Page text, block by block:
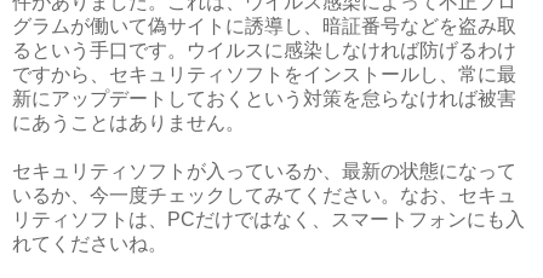
グラムが働いて偽サイトに誘導し、暗証番号などを盗み取
るという手口です。ウイルスに感染しなければ防げるわけ
ですから、セキュリティソフトをインストールし、常に最
新にアップデートしておくという対策を怠らなければ被害
にあうことはありません。
セキュリティソフトが入っているか、最新の状態になって
いるか、今一度チェックしてみてください。なお、セキュ
リティソフトは、PCだけではなく、スマートフォンにも入
れてくださいね。